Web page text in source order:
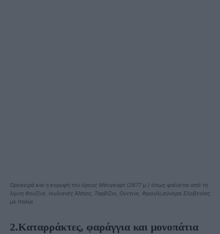
Οροσειρά και η κορυφή του όρους Μάνγκαρτ (2677 μ.) όπως φαίνεται από τη
λίμνη Φουζίνε, Ιουλιανές Άλπεις, Ταρβίζιο, Ούντινε, Φριούλι,σύνορα Σλοβενίας
με Ιταλία
2.Καταρράκτες, φαράγγια και μονοπάτια